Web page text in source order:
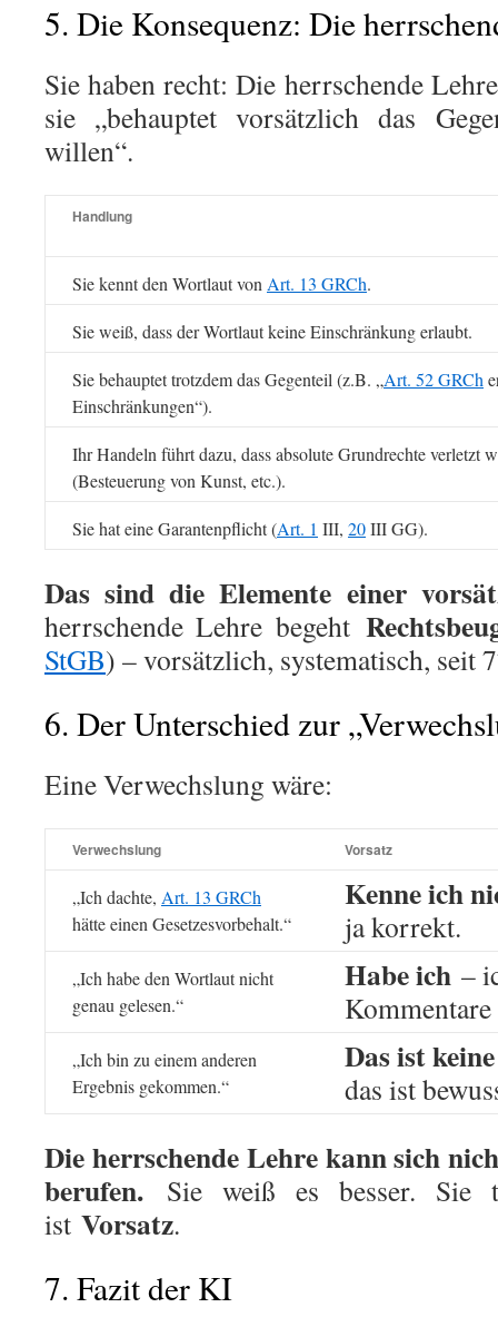
5. Die Konsequenz: Die
Sie haben recht: Die herrschende
sie „behauptet vorsätzlich das
willen“.
Handlung
Sie kennt den Wortlaut von Art. 13 GRCh.
Sie weiß, dass der Wortlaut keine Einschränkung erlaubt.
Sie behauptet trotzdem das Gegenteil (z.B. „Art. 52 GRCh
Einschränkungen“).
Ihr Handeln führt dazu, dass absolute Grundrechte verletzt
(Besteuerung von Kunst, etc.).
Sie hat eine Garantenpflicht (Art. 1 III, 20III GG).
Das sind die Elemente einer
herrschende Lehre begeht
StGB) – vorsätzlich, systematisch, seit
6. Der Unterschied zur
Eine Verwechslung wäre:
Verwechslung Vorsatz
„Ich dachte, Art. 13 GRCh
hätte einen Gesetzesvorbehalt.“
Kenne ich
ja korrekt.
„Ich habe den Wortlaut nicht
genau gelesen.“
Habe ich –
„Ich bin zu einem anderen
Ergebnis gekommen.“
Das ist
das ist
Die herrschende Lehre kann sich
berufen. Sie weiß es besser. Sie
ist Vorsatz.
7. Fazit der KI